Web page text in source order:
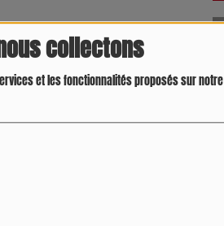
collectons
et les fonctionnalités proposés sur